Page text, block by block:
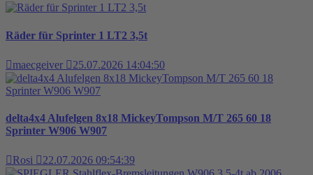
Räder für Sprinter 1 LT2 3,5t
maecgeiver 25.07.2026 14:04:50
delta4x4 Alufelgen 8x18 MickeyTompson M/T 265 60 18
Sprinter W906 W907
Rosi 22.07.2026 09:54:39